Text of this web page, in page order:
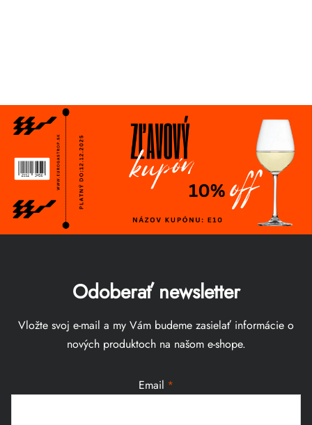
Odoberať newsletter
Vložte svoj e-mail a my Vám budeme zasielať informácie o
nových produktoch na našom e-shope.
Email